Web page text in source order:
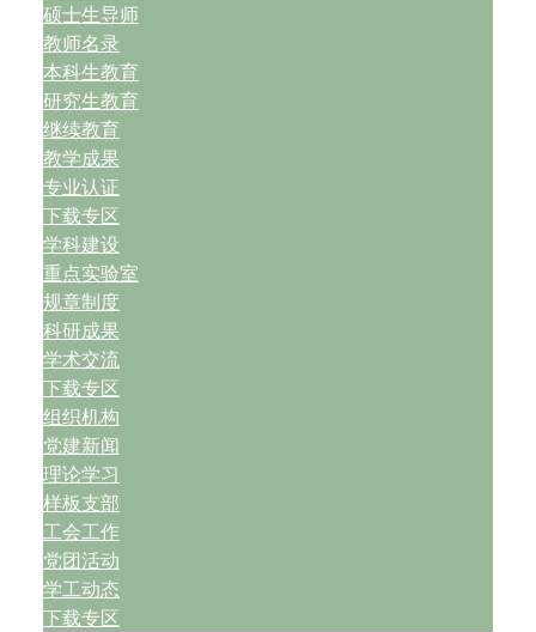
硕士生导师
教师名录
本科生教育
研究生教育
继续教育
教学成果
专业认证
下载专区
学科建设
重点实验室
规章制度
科研成果
学术交流
下载专区
组织机构
党建新闻
理论学习
样板支部
工会工作
党团活动
学工动态
下载专区